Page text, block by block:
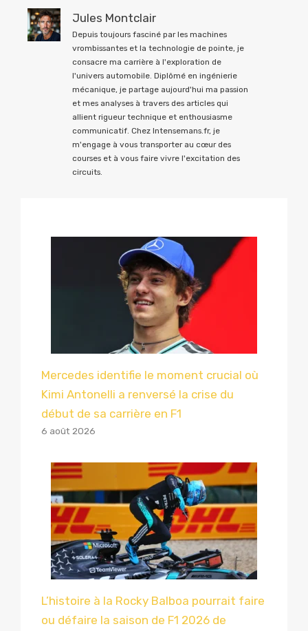
Jules Montclair
Depuis toujours fasciné par les machines
vrombissantes et la technologie de pointe, je
consacre ma carrière à l'exploration de
l'univers automobile. Diplômé en ingénierie
mécanique, je partage aujourd'hui ma passion
et mes analyses à travers des articles qui
allient rigueur technique et enthousiasme
communicatif. Chez Intensemans.fr, je
m'engage à vous transporter au cœur des
courses et à vous faire vivre l'excitation des
circuits.
Mercedes identifie le moment crucial où
Kimi Antonelli a renversé la crise du
début de sa carrière en F1
6 août 2026
L’histoire à la Rocky Balboa pourrait faire
ou défaire la saison de F1 2026 de